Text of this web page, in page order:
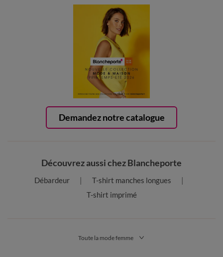
Demandez notre catalogue
Découvrez aussi chez Blancheporte
Débardeur
T-shirt manches longues
T-shirt imprimé
Toute la mode femme